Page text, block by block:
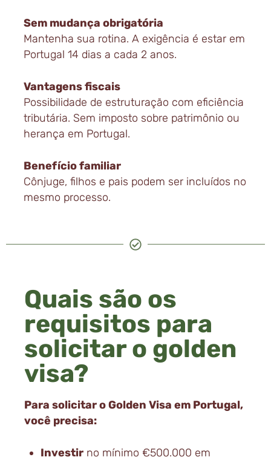
Sem mudança obrigatória
Mantenha sua rotina. A exigência é estar em
Portugal 14 dias a cada 2 anos.
Vantagens fiscais
Possibilidade de estruturação com eficiência
tributária. Sem imposto sobre patrimônio ou
herança em Portugal.
Benefício familiar
Cônjuge, filhos e pais podem ser incluídos no
mesmo processo.
Quais são os
requisitos para
solicitar o golden
visa?
Para solicitar o Golden Visa em Portugal,
você precisa:
Investir no mínimo €500.000 em